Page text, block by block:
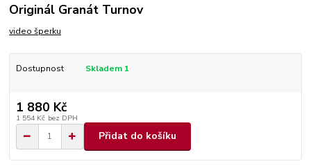
Originál Granát Turnov
video šperku
Dostupnost Skladem 1
1 880 Kč
1 554 Kč bez DPH
Přidat do košíku